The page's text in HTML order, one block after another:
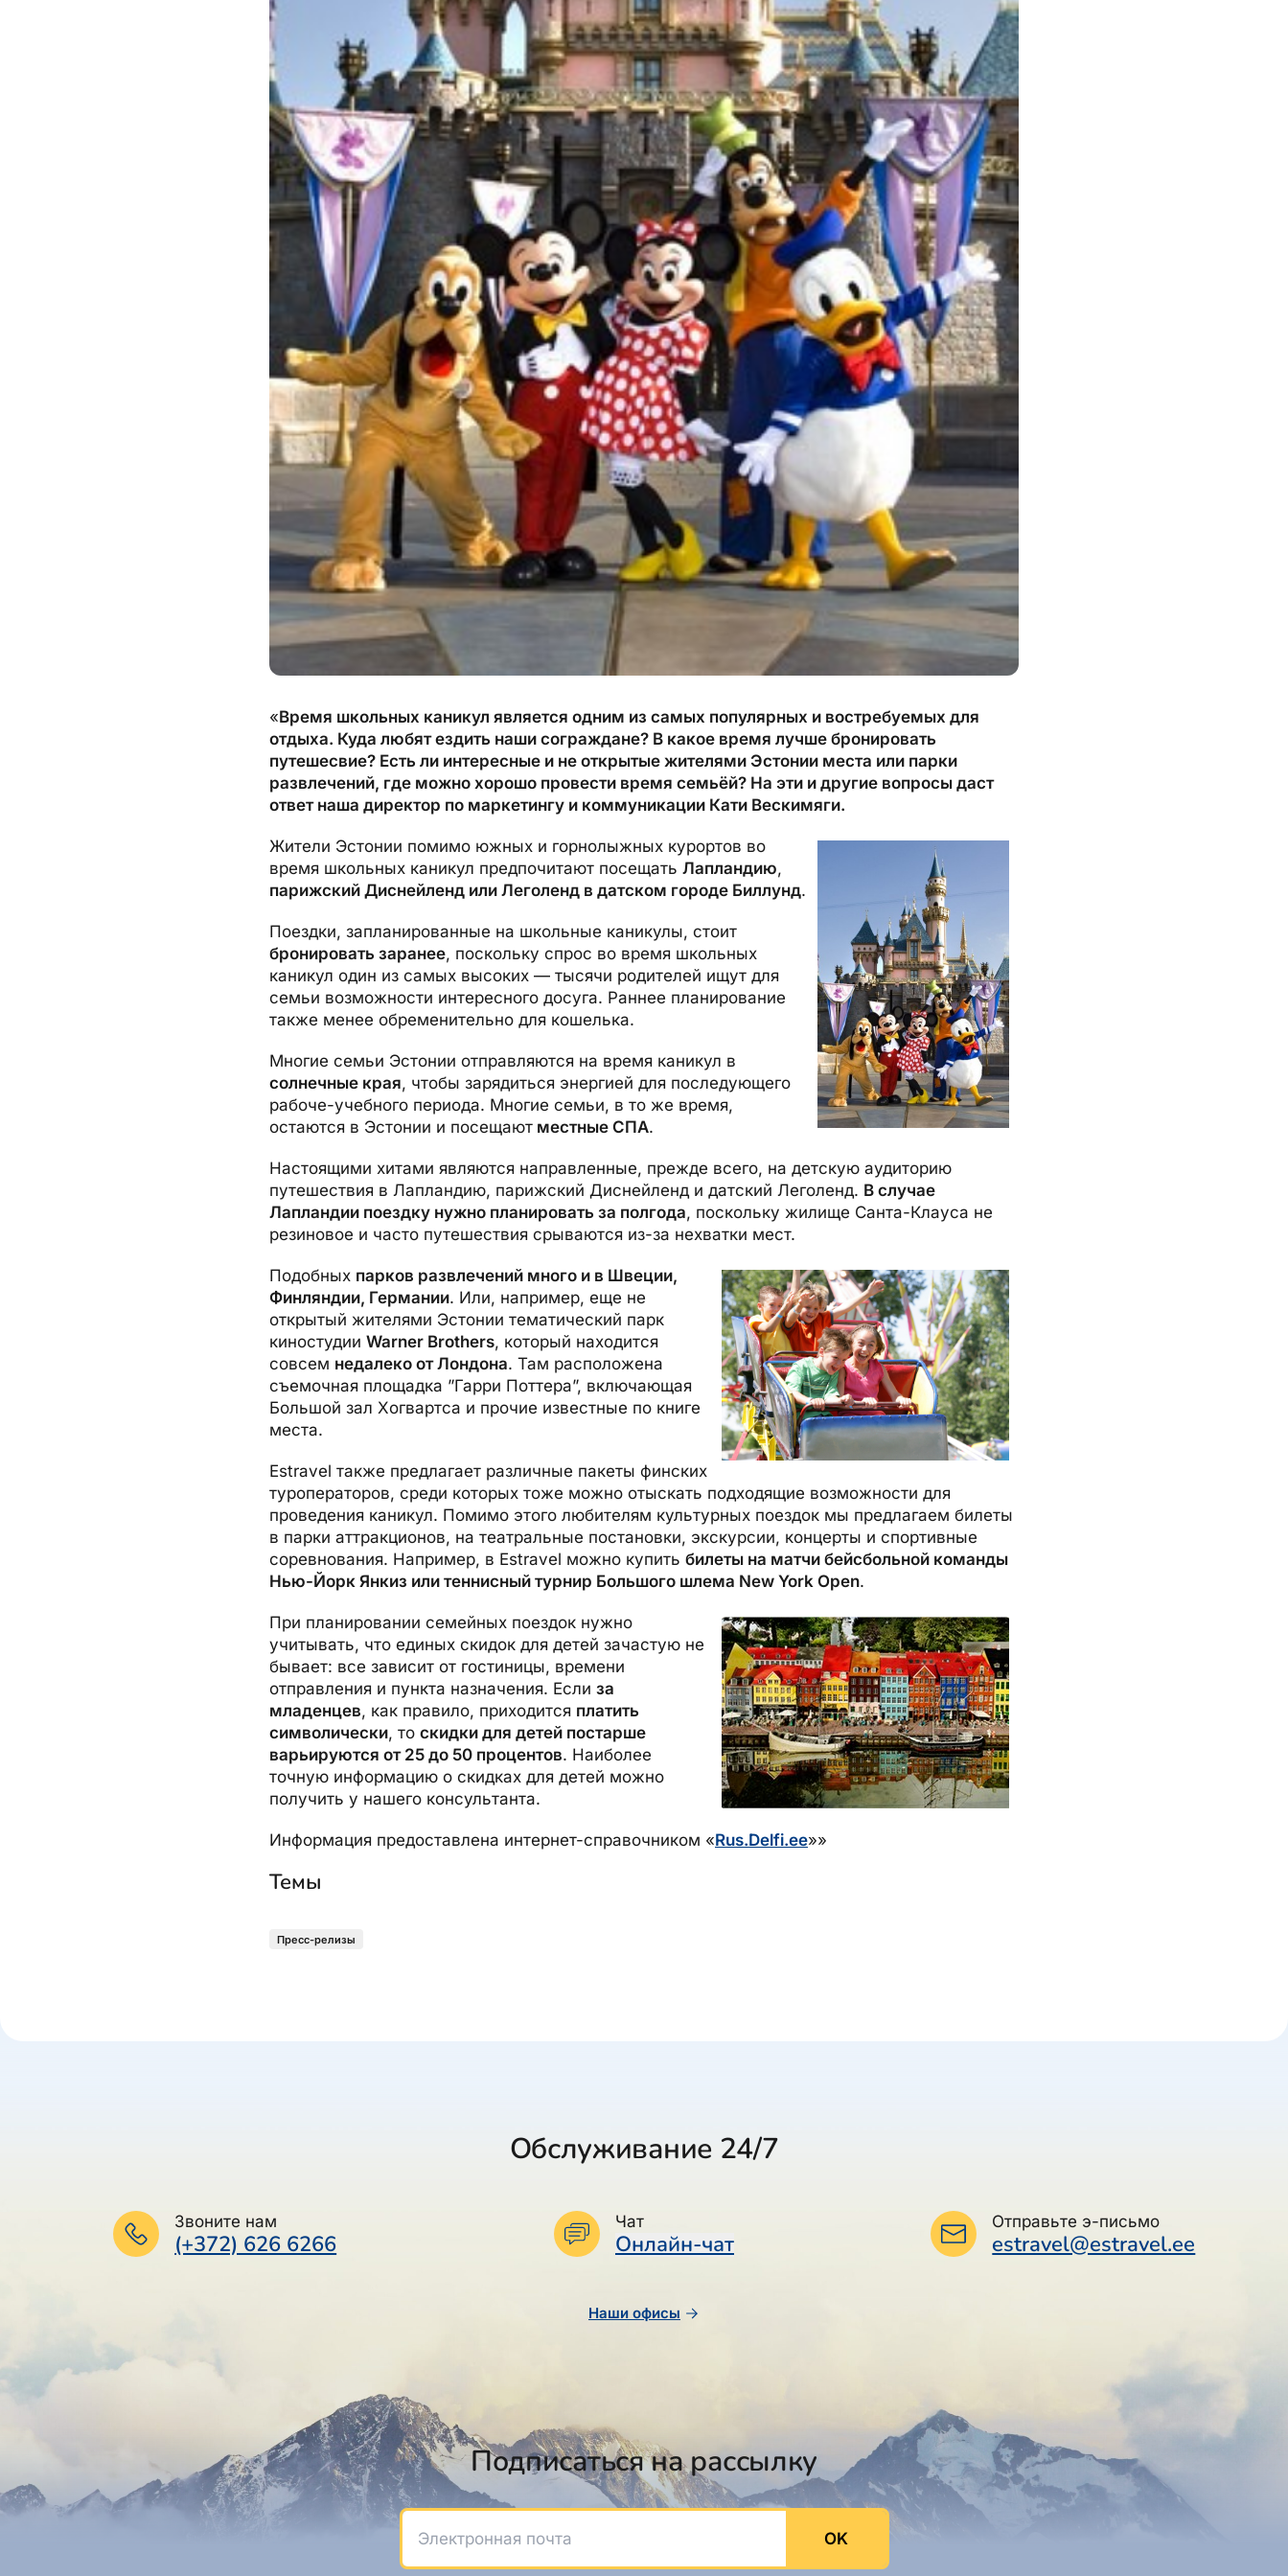
«Время школьных каникул является одним из самых популярных и востребуемых для
отдыха. Куда любят ездить наши сограждане? В какое время лучше бронировать
путешесвие? Есть ли интересные и не открытые жителями Эстонии места или парки
развлечений, где можно хорошо провести время семьёй? На эти и другие вопросы даст
ответ наша директор по маркетингу и коммуникации Кати Вескимяги.
Жители Эстонии помимо южных и горнолыжных курортов во
время школьных каникул предпочитают посещать Лапландию,
парижский Диснейленд или Леголенд в датском городе Биллунд.
Поездки, запланированные на школьные каникулы, стоит
бронировать заранее, поскольку спрос во время школьных
каникул один из самых высоких — тысячи родителей ищут для
семьи возможности интересного досуга. Раннее планирование
также менее обременительно для кошелька.
Многие семьи Эстонии отправляются на время каникул в
солнечные края, чтобы зарядиться энергией для последующего
рабоче-учебного периода. Многие семьи, в то же время,
остаются в Эстонии и посещают местные СПА.
Настоящими хитами являются направленные, прежде всего, на детскую аудиторию
путешествия в Лапландию, парижский Диснейленд и датский Леголенд. В случае
Лапландии поездку нужно планировать за полгода, поскольку жилище Санта-Клауса не
резиновое и часто путешествия срываются из-за нехватки мест.
Подобных парков развлечений много и в Швеции,
Финляндии, Германии. Или, например, еще не
открытый жителями Эстонии тематический парк
киностудии Warner Brothers, который находится
совсем недалеко от Лондона. Там расположена
съемочная площадка ”Гарри Поттера”, включающая
Большой зал Хогвартса и прочие известные по книге
места.
Estravel также предлагает различные пакеты финских
туроператоров, среди которых тоже можно отыскать подходящие возможности для
проведения каникул. Помимо этого любителям культурных поездок мы предлагаем билеты
в парки аттракционов, на театральные постановки, экскурсии, концерты и спортивные
соревнования. Например, в Estravel можно купить билеты на матчи бейсбольной команды
Нью-Йорк Янкиз или теннисный турнир Большого шлема New York Open.
При планировании семейных поездок нужно
учитывать, что единых скидок для детей зачастую не
бывает: все зависит от гостиницы, времени
отправления и пункта назначения. Если за
младенцев, как правило, приходится платить
символически, то скидки для детей постарше
варьируются от 25 до 50 процентов. Наиболее
точную информацию о скидках для детей можно
получить у нашего консультанта.
Информация предоставлена интернет-справочником «Rus.Delfi.ee»»
Темы
Пресс-релизы
Обслуживание 24/7
Звоните нам
(+372) 626 6266
Чат
Онлайн-чат
Отправьте э-письмо
estravel@estravel.ee
Наши офисы
Подписаться на рассылку
Электронная почта
OK